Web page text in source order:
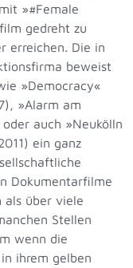
»#Female
gedreht zu
erreichen. Die in
beweist
»Democracy«
»Alarm am
auch »Neukölln
ein ganz
Dokumentarfilme
als über viele
Stellen
wenn die
ihrem gelben